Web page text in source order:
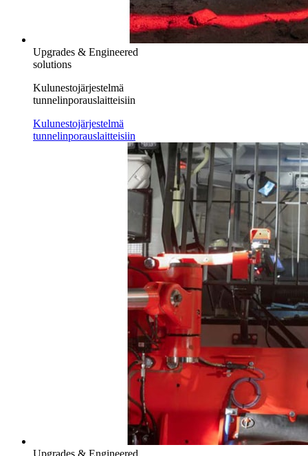
Upgrades & Engineered
solutions
Kulunestojärjestelmä
tunnelinporauslaitteisiin
Kulunestojärjestelmä
tunnelinporauslaitteisiin